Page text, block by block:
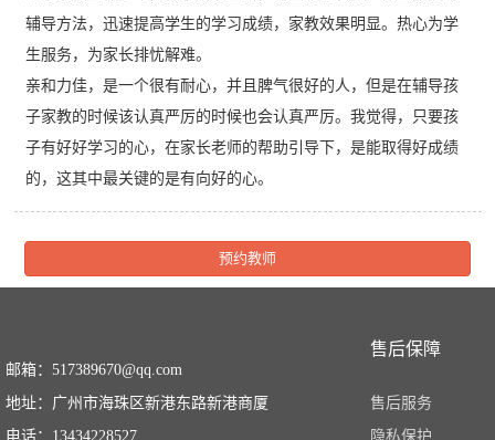
辅导方法，迅速提高学生的学习成绩，家教效果明显。热心为学
生服务，为家长排忧解难。
亲和力佳，是一个很有耐心，并且脾气很好的人，但是在辅导孩
子家教的时候该认真严厉的时候也会认真严厉。我觉得，只要孩
子有好好学习的心，在家长老师的帮助引导下，是能取得好成绩
的，这其中最关键的是有向好的心。
预约教师
邮箱：517389670@qq.com
地址：广州市海珠区新港东路新港商厦
电话：13434228527
售后保障
售后服务
隐私保护